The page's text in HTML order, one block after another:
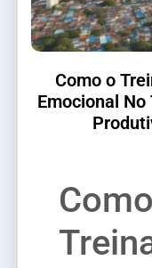
Como o
Emocional